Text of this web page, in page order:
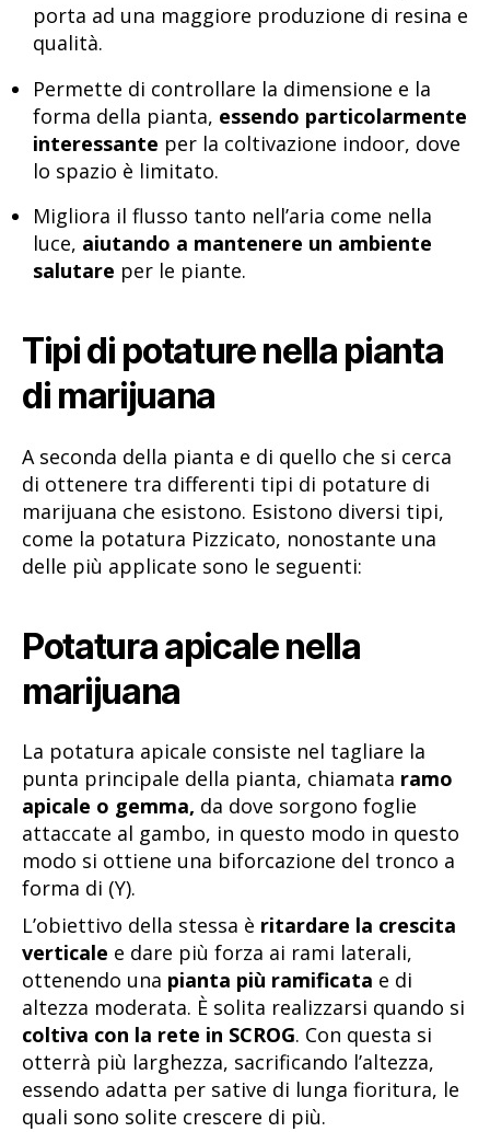
porta ad una maggiore produzione di resina e
qualità.
Permette di controllare la dimensione e la
forma della pianta, essendo particolarmente
interessante per la coltivazione indoor, dove
lo spazio è limitato.
Migliora il flusso tanto nell’aria come nella
luce, aiutando a mantenere un ambiente
salutare per le piante.
Tipi di potature nella pianta
di marijuana
A seconda della pianta e di quello che si cerca
di ottenere tra differenti tipi di potature di
marijuana che esistono. Esistono diversi tipi,
come la potatura Pizzicato, nonostante una
delle più applicate sono le seguenti:
Potatura apicale nella
marijuana
La potatura apicale consiste nel tagliare la
punta principale della pianta, chiamata ramo
apicale o gemma, da dove sorgono foglie
attaccate al gambo, in questo modo in questo
modo si ottiene una biforcazione del tronco a
forma di (Y).
L’obiettivo della stessa è ritardare la crescita
verticale e dare più forza ai rami laterali,
ottenendo una pianta più ramificata e di
altezza moderata. È solita realizzarsi quando si
coltiva con la rete in SCROG. Con questa si
otterrà più larghezza, sacrificando l’altezza,
essendo adatta per sative di lunga fioritura, le
quali sono solite crescere di più.